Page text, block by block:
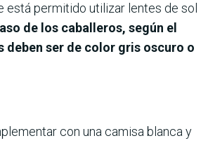
está permitido utilizar lentes de sol
de los caballeros, según el
deben ser de color gris oscuro o
con una camisa blanca y